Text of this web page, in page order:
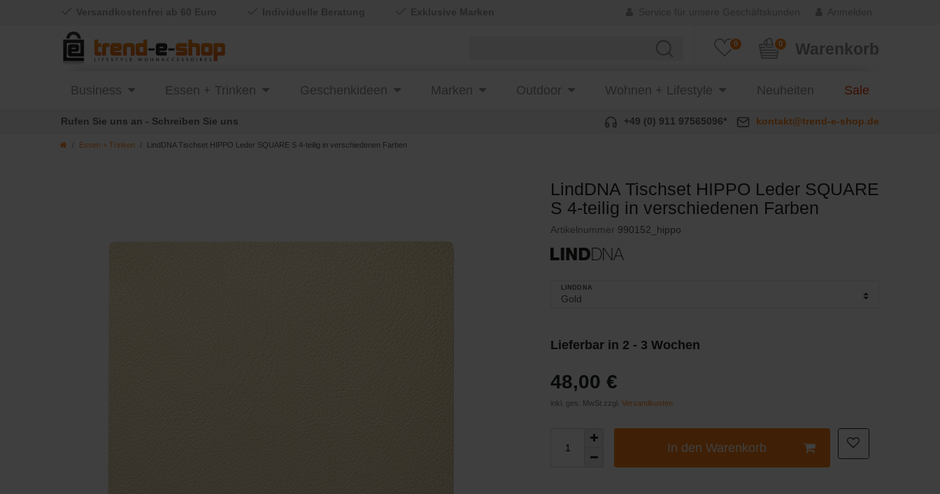
Essen + Trinken LindDNA Tischset HIPPO Leder SQUARE S 4-teilig in verschiedenen Farben
0 Warenkorb
0
Business Essen + Trinken Geschenkideen Marken Outdoor Wohnen + Lifestyle Neuheiten Sale
Rufen Sie uns an - Schreiben Sie uns +49 (0) 911 97565096* kontakt@trend-e-shop.de
LindDNA Tischset HIPPO Leder SQUARE
S 4-teilig in verschiedenen Farben
Artikelnummer 990152_hippo
LINDDNA
Lieferbar in 2 - 3 Wochen
48,00 €
inkl. ges. MwSt zzgl. Versandkosten
In den Warenkorb